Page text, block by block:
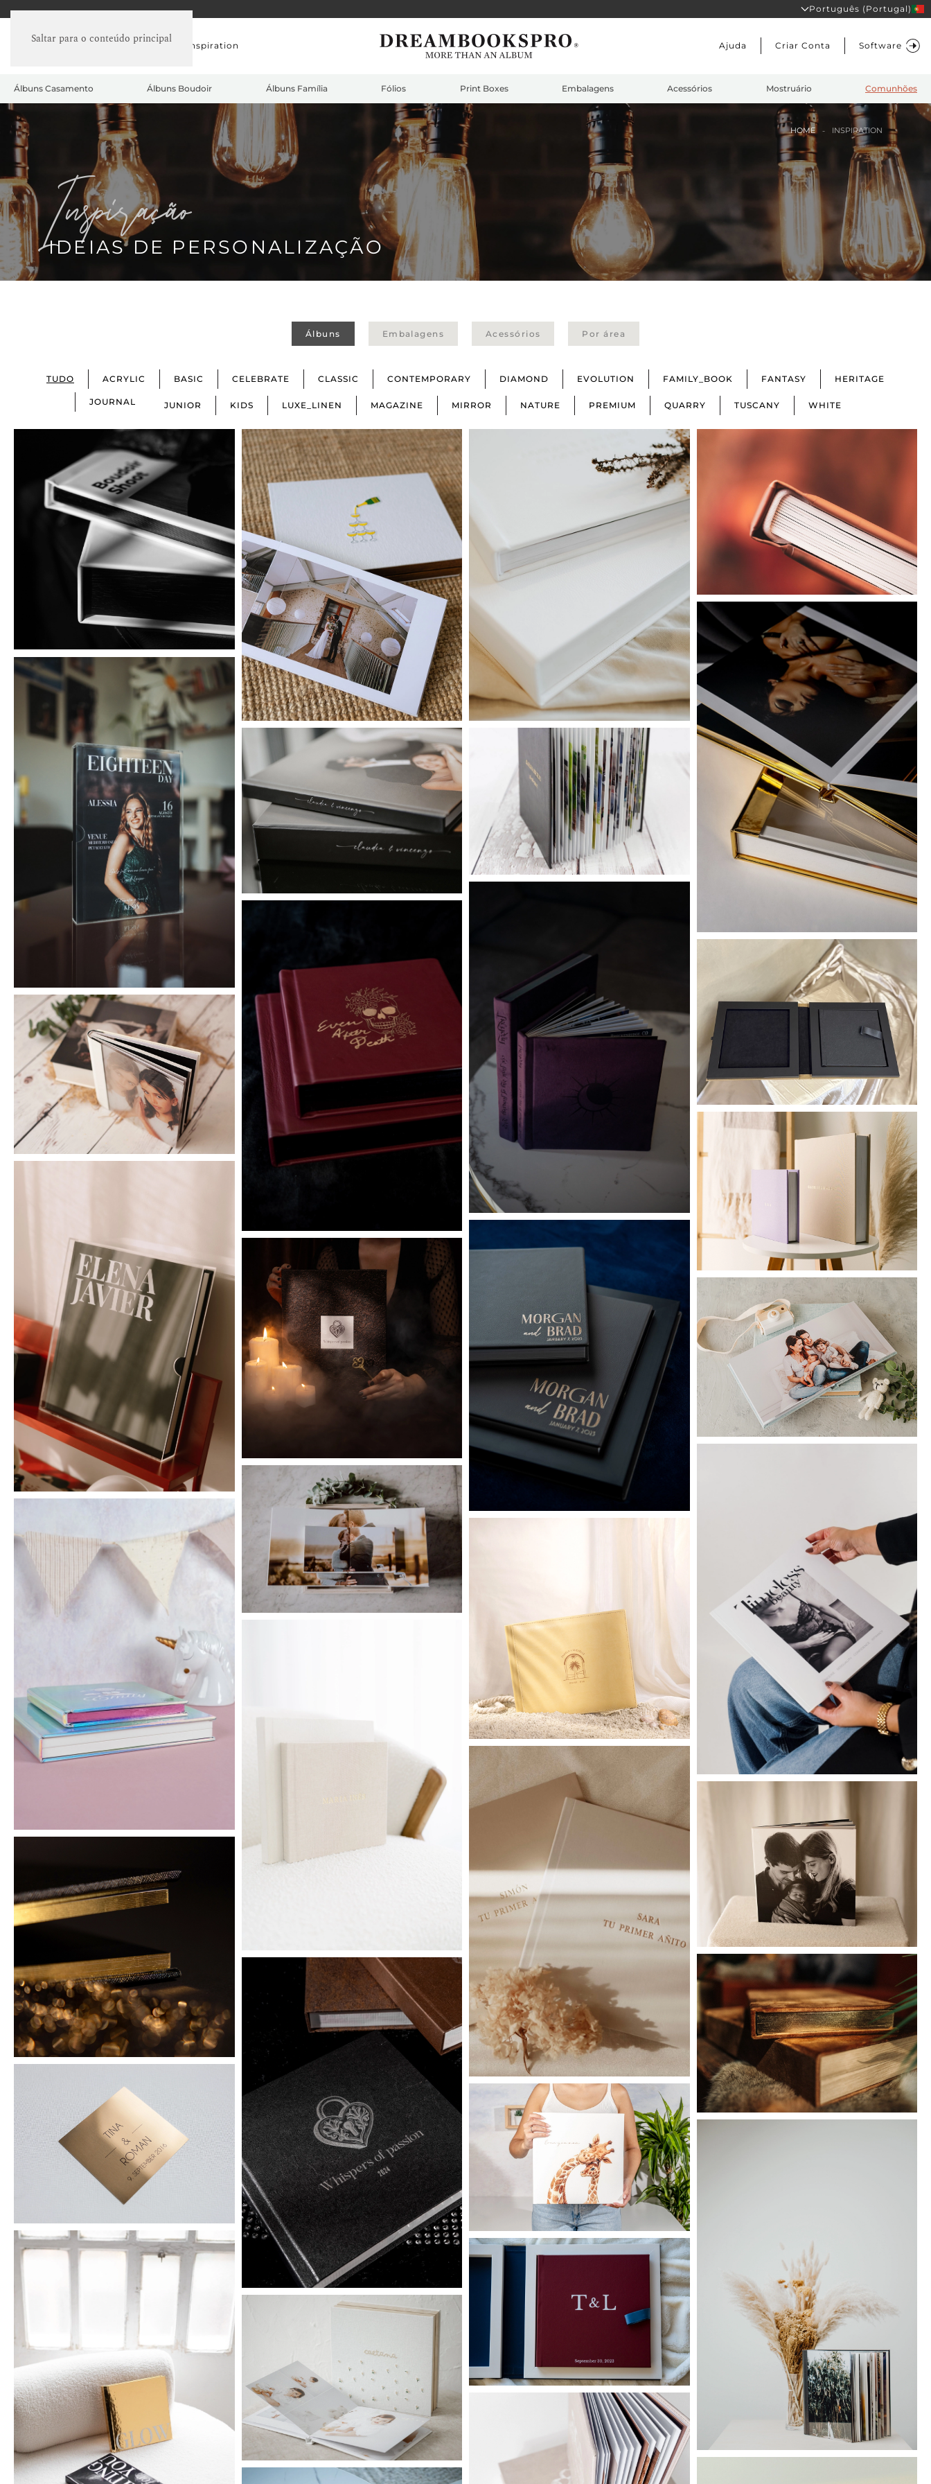
Saltar para o conteúdo principal
Português (Portugal)
Sobre nós Embaixadores Inspiration Ajuda Criar Conta Software
Álbuns Casamento Álbuns Boudoir Álbuns Família Fólios Print Boxes Embalagens Acessórios Mostruário Comunhões
HOME INSPIRATION
inspiração
IDEIAS DE PERSONALIZAÇÃO
Álbuns Embalagens Acessórios Por área
TUDO ACRYLIC BASIC CELEBRATE CLASSIC CONTEMPORARY DIAMOND EVOLUTION FAMILY_BOOK FANTASY HERITAGE
JOURNAL JUNIOR KIDS LUXE_LINEN MAGAZINE MIRROR NATURE PREMIUM QUARRY TUSCANY WHITE
Basic
Heritage Contemporary
Basic
Baisc
Basic
Premium
Mirror
Acrylic
Celebrate
Diamond
Evolution
Fantasy
Contemporary
Premium
Premium
Luxe.linen
White
Magazine
Diamond
Quarry
Evolution
Basic
Mirror
Heritage
Contemporary
Celebrate
Junior
Acrylic